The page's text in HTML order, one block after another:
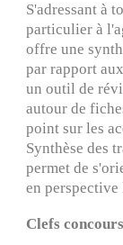
S'adressant à
particulier à
offre une
par rapport
un outil de
autour de
point sur les
Synthèse des
permet de
en
Clefs